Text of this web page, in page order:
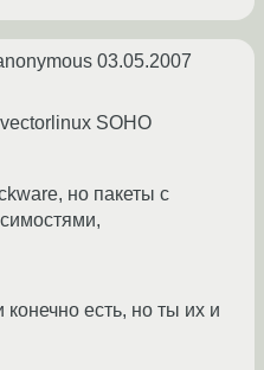
03.05.2007
SOHO
но пакеты с
есть, но ты их и